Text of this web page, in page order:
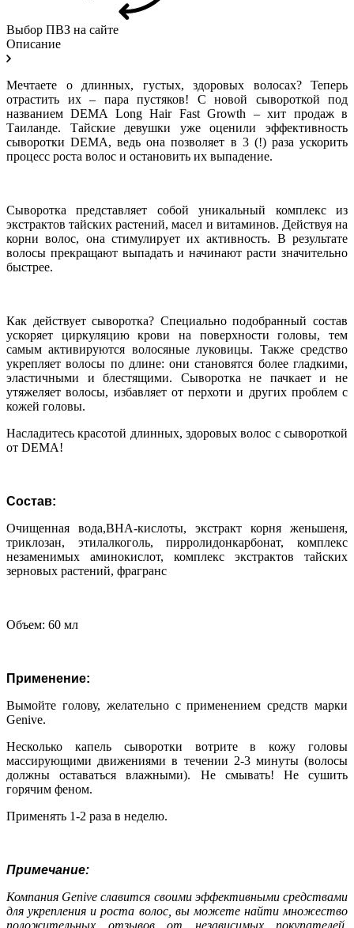
Выбор ПВЗ на сайте
Описание
Мечтаете о длинных, густых, здоровых волосах? Теперь
отрастить их – пара пустяков! С новой сывороткой под
названием DEMA Long Hair Fast Growth – хит продаж в
Таиланде. Тайские девушки уже оценили эффективность
сыворотки DEMA, ведь она позволяет в 3 (!) раза ускорить
процесс роста волос и остановить их выпадение.
Сыворотка представляет собой уникальный комплекс из
экстрактов тайских растений, масел и витаминов. Действуя на
корни волос, она стимулирует их активность. В результате
волосы прекращают выпадать и начинают расти значительно
быстрее.
Как действует сыворотка? Специально подобранный состав
ускоряет циркуляцию крови на поверхности головы, тем
самым активируются волосяные луковицы. Также средство
укрепляет волосы по длине: они становятся более гладкими,
эластичными и блестящими. Сыворотка не пачкает и не
утяжеляет волосы, избавляет от перхоти и других проблем с
кожей головы.
Насладитесь красотой длинных, здоровых волос с сывороткой
от DEMA!
Состав:
Очищенная вода,ВНА-кислоты, экстракт корня женьшеня,
триклозан, этилалкоголь, пирролидонкарбонат, комплекс
незаменимых аминокислот, комплекс экстрактов тайских
зерновых растений, фрагранс
Объем: 60 мл
Применение:
Вымойте голову, желательно с применением средств марки
Genive.
Несколько капель сыворотки вотрите в кожу головы
массирующими движениями в течении 2-3 минуты (волосы
должны оставаться влажными). Не смывать! Не сушить
горячим феном.
Применять 1-2 раза в неделю.
Примечание:
Компания Genive славится своими эффективными средствами
для укрепления и роста волос, вы можете найти множество
положительных отзывов от независимых покупателей.